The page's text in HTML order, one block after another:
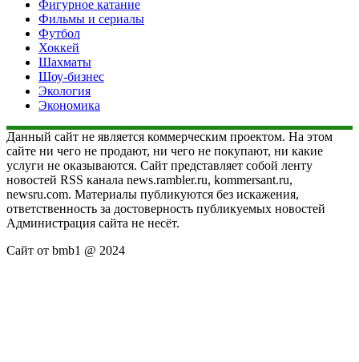
Фигурное катание
Фильмы и сериалы
Футбол
Хоккей
Шахматы
Шоу-бизнес
Экология
Экономика
Данный сайт не является коммерческим проектом. На этом
сайте ни чего не продают, ни чего не покупают, ни какие
услуги не оказываются. Сайт представляет собой ленту
новостей RSS канала news.rambler.ru, kommersant.ru,
newsru.com. Материалы публикуются без искажения,
ответственность за достоверность публикуемых новостей
Администрация сайта не несёт.
Сайт от bmb1 @ 2024